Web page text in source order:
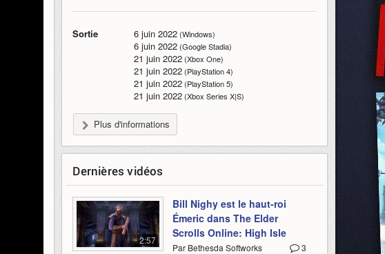
Sortie 6 juin 2022(Windows)
6 juin 2022(Google Stadia)
21 juin 2022(Xbox One)
21 juin 2022(PlayStation 4)
21 juin 2022(PlayStation 5)
21 juin 2022(Xbox Series X|S)
Plus d'informations
Dernières vidéos
2:57
Bill Nighy est le haut-roi
Émeric dans The Elder
Scrolls Online: High Isle
3
Par Bethesda Softworks